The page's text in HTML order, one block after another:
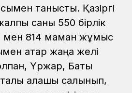
танысты. Қазіргі
саны 550 бірлік
мен 814 маман жұмыс
қатар жаңа желі
Үржар, Бақты
қалашық салынып,